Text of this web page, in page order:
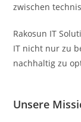
zwischen
Rakosun IT
IT nicht nur zu
nachhaltig zu
Unsere